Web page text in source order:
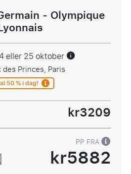
- Olympique
eller 25 oktober
des Princes, Paris
50 % i dag!
kr3209
PP FRA
kr5882